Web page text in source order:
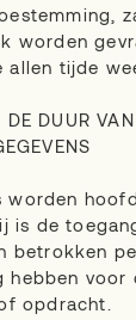
worden
tijde
DE DUUR
worden
is de
betrokken
hebben voor
opdracht.